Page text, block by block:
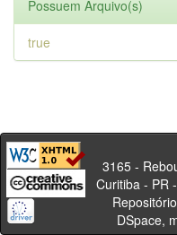
Possuem Arquivo(s)
true
Av.
3165 -
DSpace,